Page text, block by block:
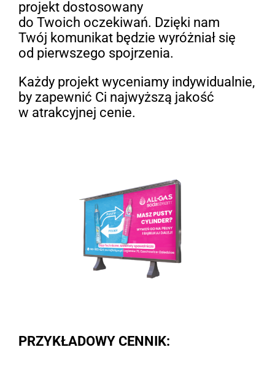
projekt dostosowany
do Twoich oczekiwań. Dzięki nam
Twój komunikat będzie wyróżniał się
od pierwszego spojrzenia.
Każdy projekt wyceniamy indywidualnie,
by zapewnić Ci najwyższą jakość
w atrakcyjnej cenie.
PRZYKŁADOWY CENNIK: